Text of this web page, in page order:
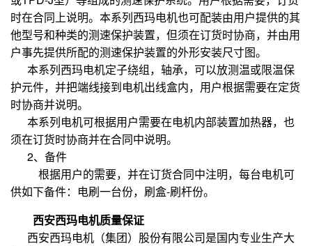
时在合同上说明。本系列西玛电机也可配装由用户提供的其
他型号和种类的测速保护装置，但须在订货时协商，并由用
户事先提供所配的测速保护装置的外形安装尺寸图。
本系列西玛电机定子绕组，轴承，可以放测温或限温保
护元件，并把端线接到电机出线盒内，用户根据需要在定货
时协商并说明。
本系列电机可根据用户需要在电机内部装置加热器，也
须在订货时协商并在合同中说明。
2、备件
根据用户的需要，并在订货合同中注明，每台电机可
供如下备件：电刷一台份，刷盒-刷杆份。
西安西玛电机质量保证
西安西玛电机（集团）股份有限公司是国内专业生产大